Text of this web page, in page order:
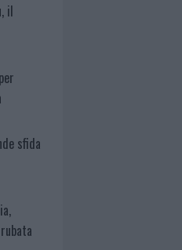
il
sfida